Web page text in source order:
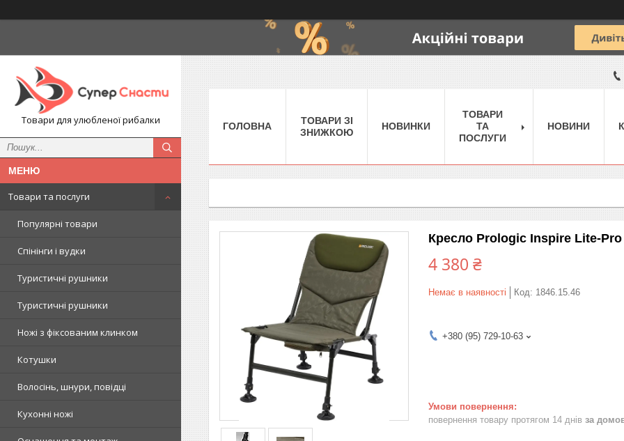
Товари для улюбленої рибалки
Товари та послуги
Популярні товари
Спінінги і вудки
Туристичні рушники
Туристичні рушники
Ножі з фіксованим клинком
Котушки
Волосінь, шнури, повідці
Кухонні ножі
ГОЛОВНА
ТОВАРИ ЗІ
ЗНИЖКОЮ
НОВИНКИ
ТОВАРИ
ТА
ПОСЛУГИ
НОВИНИ
Кресло Prologic Inspire Lite-
4 380 ₴
Немає в наявності Код: 1846.15.46
+380 (95) 729-10-63
повернення товару протягом 14 днів за